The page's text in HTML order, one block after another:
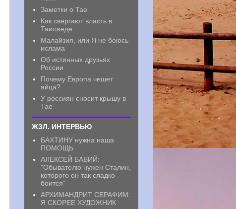
Заметки о Тае
Как свергают власть в
Таиланде
Малайзия, или Я не боюсь
ислама
Об истинных друзьях
России
Почему Европа чешет
яйца?
У россиян сносит крышу в
Тае
ЖЗЛ. ИНТЕРВЬЮ
БАХТИНУ нужна наша
ПОМОЩЬ
АЛЕКСЕЙ БАБИЙ:
"Обывателю нужен Сталин,
которого он так сладко
боится"
АРХИМАНДРИТ СЕРАФИМ:
Я СКОРЕЕ ХУДОЖНИК